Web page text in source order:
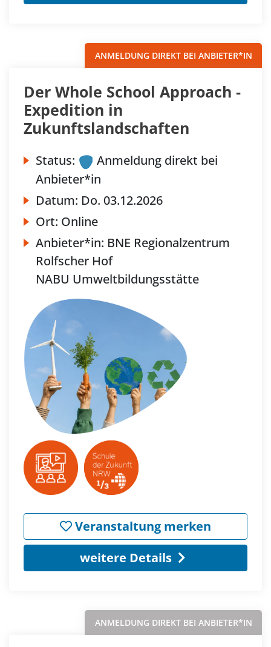
ANMELDUNG DIREKT BEI ANBIETER*IN
Der Whole School Approach -
Expedition in
Zukunftslandschaften
Status:
Anmeldung direkt bei
Anbieter*in
Datum: Do. 03.12.2026
Ort: Online
Anbieter*in: BNE Regionalzentrum
Rolfscher Hof
NABU Umweltbildungsstätte
Veranstaltung merken
weitere Details
ANMELDUNG DIREKT BEI ANBIETER*IN